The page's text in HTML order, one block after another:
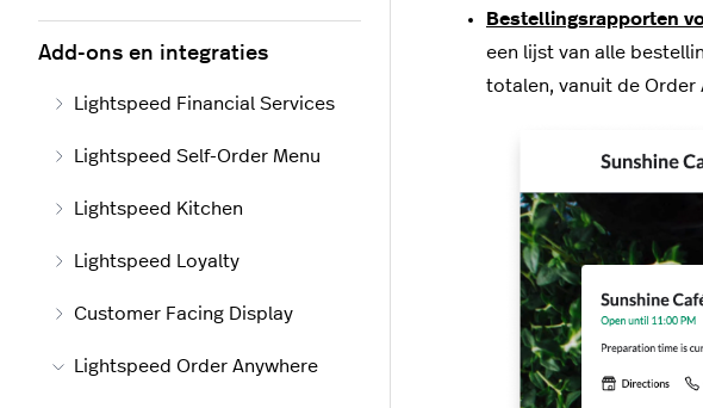
Bestellingsrapporten
een lijst van alle
totalen, vanuit de Order
Add-ons en integraties
Lightspeed Financial Services
Lightspeed Self-Order Menu
Lightspeed Kitchen
Lightspeed Loyalty
Customer Facing Display
Lightspeed Order Anywhere